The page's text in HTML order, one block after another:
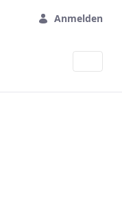
Anmelden